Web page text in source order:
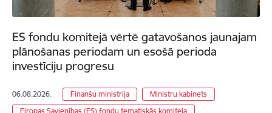
ES fondu komitejā vērtē gatavošanos jaunajam
plānošanas periodam un esošā perioda
investīciju progresu
06.08.2026. Finanšu ministrija
Ministru kabinets
Eiropas Savienības (ES) fondu tematiskās komiteja